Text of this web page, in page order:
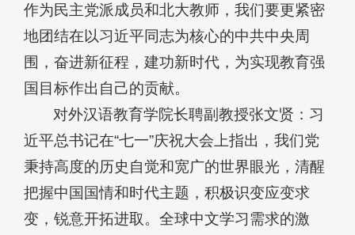
作为民主党派成员和北大教师，我们要更紧密
地团结在以习近平同志为核心的中共中央周
围，奋进新征程，建功新时代，为实现教育强
国目标作出自己的贡献。
对外汉语教育学院长聘副教授张文贤：习
近平总书记在“七一”庆祝大会上指出，我们党
秉持高度的历史自觉和宽广的世界眼光，清醒
把握中国国情和时代主题，积极识变应变求
变，锐意开拓进取。全球中文学习需求的激